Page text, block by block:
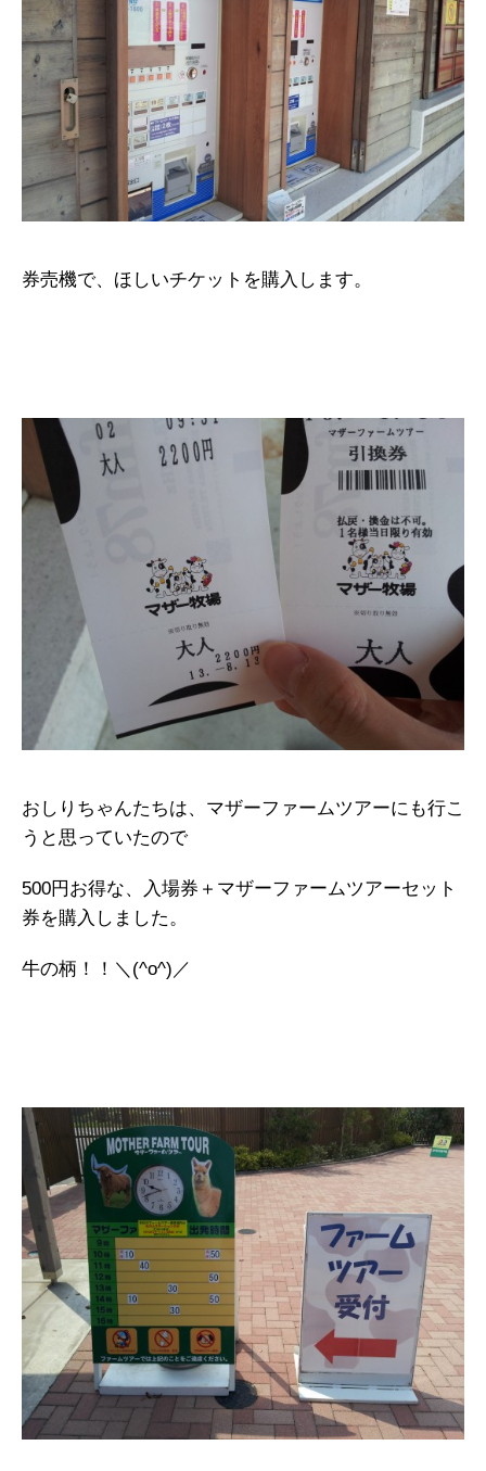
券売機で、ほしいチケットを購入します。
おしりちゃんたちは、マザーファームツアーにも行こ
うと思っていたので
500円お得な、入場券＋マザーファームツアーセット
券を購入しました。
牛の柄！！＼(^o^)／